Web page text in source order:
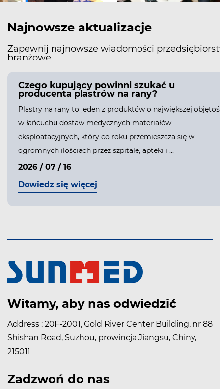
Najnowsze aktualizacje
Zapewnij najnowsze wiadomości
branżowe
Czego kupujący powinni szukać u
producenta plastrów na rany?
Plastry na rany to jeden z produktów o największej
w łańcuchu dostaw medycznych materiałów
eksploatacyjnych, który co roku przemieszcza się w
ogromnych ilościach przez szpitale, apteki i ...
2026 / 07 / 16
Dowiedz się więcej
Witamy, aby nas odwiedzić
Address : 20F-2001, Gold River Center Building, nr 88
Shishan Road, Suzhou, prowincja Jiangsu, Chiny,
215011
Zadzwoń do nas